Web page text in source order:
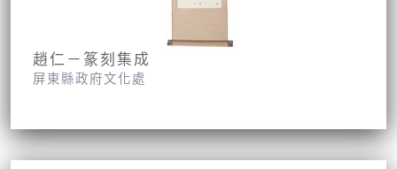
趙仁－篆刻集成
屏東縣政府文化處